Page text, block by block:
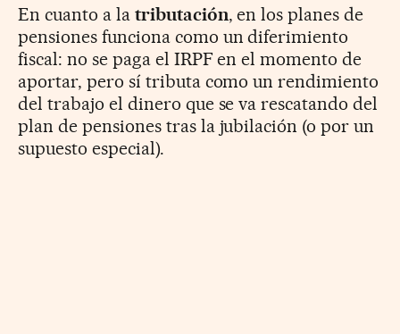
En cuanto a la tributación, en los planes de
pensiones funciona como un diferimiento
fiscal: no se paga el IRPF en el momento de
aportar, pero sí tributa como un rendimiento
del trabajo el dinero que se va rescatando del
plan de pensiones tras la jubilación (o por un
supuesto especial).